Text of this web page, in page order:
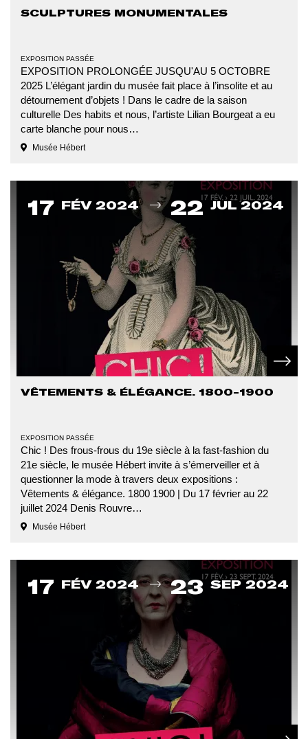
SCULPTURES MONUMENTALES
TYPE
D'ÉVÉNEMENT
EXPOSITION PASSÉE
EXPOSITION PROLONGÉE JUSQU'AU 5 OCTOBRE
2025 L’élégant jardin du musée fait place à l’insolite et au
détournement d’objets ! Dans le cadre de la saison
culturelle Des habits et nous, l’artiste Lilian Bourgeat a eu
carte blanche pour nous…
Musée Hébert
Du
17 FÉV 2024 22 JUL 2024
En
VÊTEMENTS & ÉLÉGANCE. 1800-1900
TYPE
D'ÉVÉNEMENT
EXPOSITION PASSÉE
Chic ! Des frous-frous du 19e siècle à la fast-fashion du
21e siècle, le musée Hébert invite à s’émerveiller et à
questionner la mode à travers deux expositions :
Vêtements & élégance. 1800 1900 | Du 17 février au 22
juillet 2024 Denis Rouvre…
Musée Hébert
Du
17 FÉV 2024 23 SEP 2024